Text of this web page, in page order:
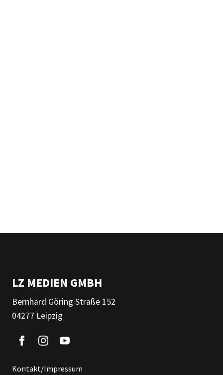
LZ MEDIEN GMBH
Bernhard Göring Straße 152
04277 Leipzig
Kontakt/Impressum